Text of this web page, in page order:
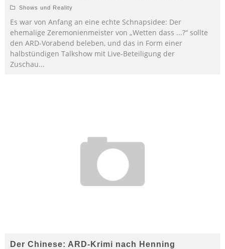
Shows und Reality
Es war von Anfang an eine echte Schnapsidee: Der
ehemalige Zeremonienmeister von „Wetten dass ...?“ sollte
den ARD-Vorabend beleben, und das in Form einer
halbstündigen Talkshow mit Live-Beteiligung der
Zuschau...
Der Chinese: ARD-Krimi nach Henning